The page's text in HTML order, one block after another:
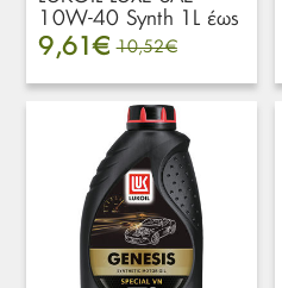
10W-40 Synth 1L έως
205L
9,61€ 10,52€